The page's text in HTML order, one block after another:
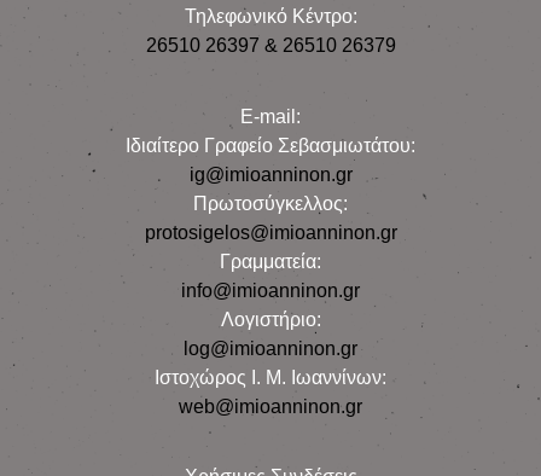
Τηλεφωνικό Κέντρο:
26510 26397 & 26510 26379
E-mail:
Iδιαίτερο Γραφείο Σεβασμιωτάτου:
ig@imioanninon.gr
Πρωτοσύγκελλος:
protosigelos@imioanninon.gr
Γραμματεία:
info@imioanninon.gr
Λογιστήριο:
log@imioanninon.gr
Ιστοχώρος Ι. Μ. Ιωαννίνων:
web@imioanninon.gr